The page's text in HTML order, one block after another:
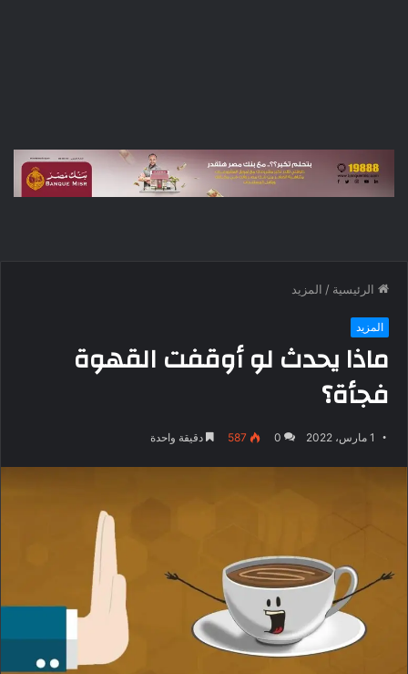
الرئيسية / المزيد
المزيد
ماذا يحدث لو أوقفت القهوة
فجأة؟
1 مارس، 2022 0
587 دقيقة واحدة